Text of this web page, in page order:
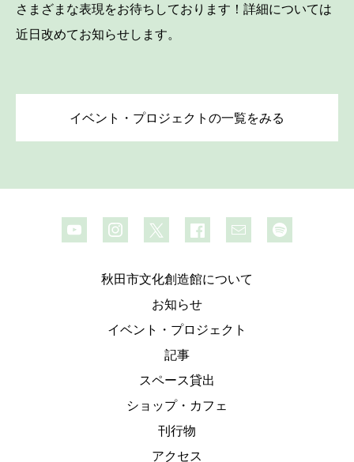
さまざまな表現をお待ちしております！詳細については
近日改めてお知らせします。
イベント・プロジェクトの一覧をみる
秋田市文化創造館について
お知らせ
イベント・プロジェクト
記事
スペース貸出
ショップ・カフェ
刊行物
アクセス